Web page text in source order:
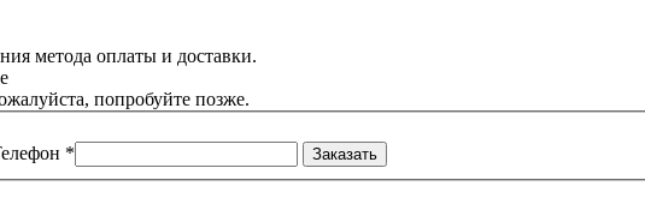
метода оплаты и доставки.
попробуйте позже.
* Заказать